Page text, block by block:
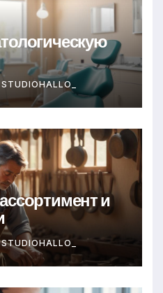
STUDIOHALLO_
и
STUDIOHALLO_